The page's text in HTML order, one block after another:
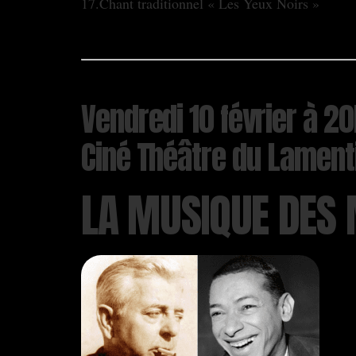
Vendredi 10 février à
Ciné Théâtre du
LA MUSIQUE DES